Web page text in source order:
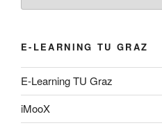
E-LEARNING TU GRAZ
E-Learning TU Graz
iMooX